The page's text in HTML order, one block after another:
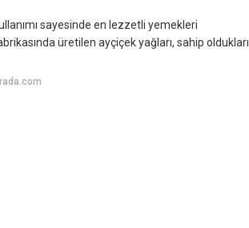
sayesinde en lezzetli yemekleri
üretilen ayçiçek yağları, sahip oldukları